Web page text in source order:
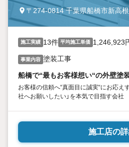
〒274-0814 千葉県船橋市新高
施工実績 13件 平均施工単価 1,246,923
事業内容 塗装工事
船橋で“最もお客様想い“の外壁塗
お客様の信頼へ“真面目に誠実“にお応え
社へお願いしたい」を本気で目指す会社
施工店の